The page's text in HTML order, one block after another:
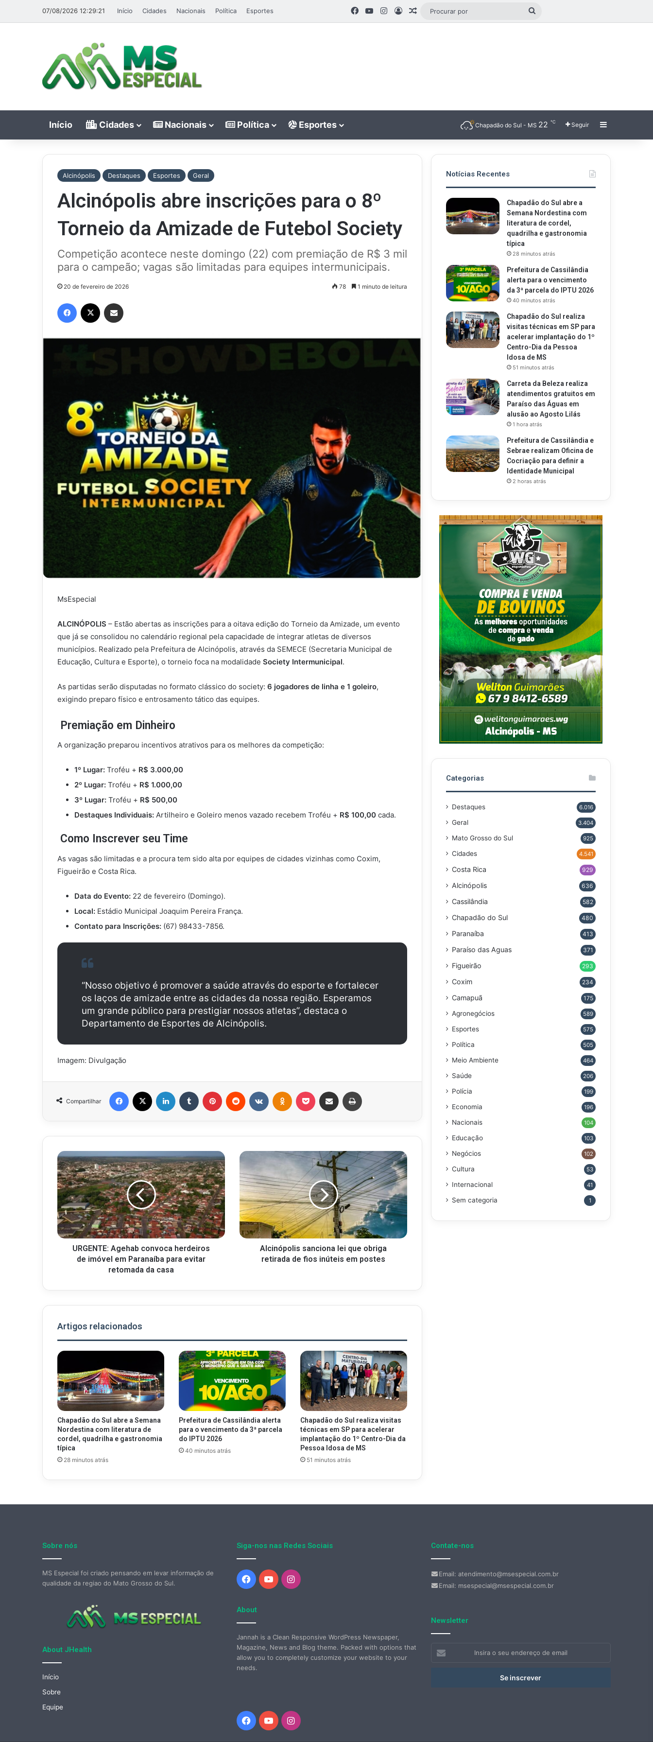
07/08/2026 12:29:21 Início Cidades Nacionais Política Esportes Facebook
YouTubeInstagram
EntrarArtigo aleatório
Início Cidades Nacionais Política Esportes Chapadão do Sul - MS 22 ℃ Seguir Barra Lateral
Alcinópolis Destaques Esportes Geral
Alcinópolis abre inscrições para o 8º
Torneio da Amizade de Futebol Society
Competição acontece neste domingo (22) com premiação de R$ 3 mil
para o campeão; vagas são limitadas para equipes intermunicipais.
20 de fevereiro de 2026 78 1 minuto de leitura
Facebook
MsEspecial
ALCINÓPOLIS – Estão abertas as inscrições para a oitava edição do Torneio da Amizade, um evento
que já se consolidou no calendário regional pela capacidade de integrar atletas de diversos
municípios. Realizado pela Prefeitura de Alcinópolis, através da SEMECE (Secretaria Municipal de
Educação, Cultura e Esporte), o torneio foca na modalidade Society Intermunicipal.
As partidas serão disputadas no formato clássico do society: 6 jogadores de linha e 1 goleiro,
exigindo preparo físico e entrosamento tático das equipes.
Premiação em Dinheiro
A organização preparou incentivos atrativos para os melhores da competição:
1º Lugar: Troféu + R$ 3.000,00
2º Lugar: Troféu + R$ 1.000,00
3º Lugar: Troféu + R$ 500,00
Destaques Individuais: Artilheiro e Goleiro menos vazado recebem Troféu + R$ 100,00 cada.
Como Inscrever seu Time
As vagas são limitadas e a procura tem sido alta por equipes de cidades vizinhas como Coxim,
Figueirão e Costa Rica.
Data do Evento: 22 de fevereiro (Domingo).
Local: Estádio Municipal Joaquim Pereira França.
Contato para Inscrições: (67) 98433-7856.
“Nosso objetivo é promover a saúde através do esporte e fortalecer
os laços de amizade entre as cidades da nossa região. Esperamos
um grande público para prestigiar nossos atletas”, destaca o
Departamento de Esportes de Alcinópolis.
Imagem: Divulgação
Compartilhar
Facebook Linkedin Tumblr Pinterest Reddit Pocket Compartilhar via e-mail
URGENTE: Agehab convoca herdeiros
de imóvel em Paranaíba para evitar
retomada da casa
Alcinópolis sanciona lei que obriga
retirada de fios inúteis em postes
Artigos relacionados
Chapadão do Sul abre a Semana
Nordestina com literatura de
cordel, quadrilha e gastronomia
típica
28 minutos atrás
Prefeitura de Cassilândia alerta
para o vencimento da 3ª parcela
do IPTU 2026
40 minutos atrás
Chapadão do Sul realiza visitas
técnicas em SP para acelerar
implantação do 1º Centro-Dia da
Pessoa Idosa de MS
51 minutos atrás
Notícias Recentes
Chapadão do Sul abre a
Semana Nordestina com
literatura de cordel,
quadrilha e gastronomia
típica
28 minutos atrás
Prefeitura de Cassilândia
alerta para o vencimento
da 3ª parcela do IPTU 2026
40 minutos atrás
Chapadão do Sul realiza
visitas técnicas em SP para
acelerar implantação do 1º
Centro-Dia da Pessoa
Idosa de MS
51 minutos atrás
Carreta da Beleza realiza
atendimentos gratuitos em
Paraíso das Águas em
alusão ao Agosto Lilás
1 hora atrás
Prefeitura de Cassilândia e
Sebrae realizam Oficina de
Cocriação para definir a
Identidade Municipal
2 horas atrás
Categorias
Destaques 6.016
Geral 3.404
Mato Grosso do Sul 925
Cidades 4.541
Costa Rica 929
Alcinópolis 636
Cassilândia 582
Chapadão do Sul 480
Paranaíba 413
Paraíso das Aguas 371
Figueirão 293
Coxim 234
Camapuã 175
Agronegócios 589
Esportes 575
Política 505
Meio Ambiente 464
Saúde 206
Polícia 199
Economia 196
Nacionais 104
Educação 103
Negócios 102
Cultura 53
Internacional 41
Sem categoria 1
Sobre nós
MS Especial foi criado pensando em levar informação de
qualidade da regiao do Mato Grosso do Sul.
About JHealth
Início
Sobre
Equipe
Siga-nos nas Redes Sociais
Facebook
YouTubeInstagram
About
Jannah is a Clean Responsive WordPress Newspaper,
Magazine, News and Blog theme. Packed with options that
allow you to completely customize your website to your
needs.
Facebook
YouTubeInstagram
Contate-nos
Email: atendimento@msespecial.com.br
Email: msespecial@msespecial.com.br
Newsletter